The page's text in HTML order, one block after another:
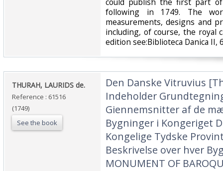
following in 1749. The
measurements, designs and
including, of course, the royal
edition see:Biblioteca Danica II,
‎THURAH, LAURIDS de.‎
Reference : 61516
(1749)
See the book
‎Den Danske Vitruvius
Indeholder
Giennemsnitter af de
Bygninger i Kongeriget
Kongelige Tydske
Beskrivelse over hver
MONUMENT OF